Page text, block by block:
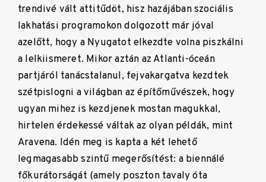
trendivé vált attitűdöt, hisz hazájában szociális
lakhatási programokon dolgozott már jóval
azelőtt, hogy a Nyugatot elkezdte volna piszkálni
a lelkiismeret. Mikor aztán az Atlanti-óceán
partjáról tanácstalanul, fejvakargatva kezdtek
szétpislogni a világban az építőművészek, hogy
ugyan mihez is kezdjenek mostan magukkal,
hirtelen érdekessé váltak az olyan példák, mint
Aravena. Idén meg is kapta a két lehető
legmagasabb szintű megerősítést: a biennálé
főkurátorságát (amely poszton tavaly óta